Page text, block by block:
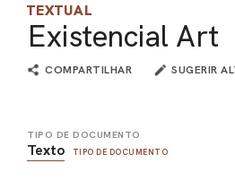
TEXTUAL
Existencial Art
COMPARTILHAR SUGERIR
TIPO DE DOCUMENTO
Texto TIPO DE DOCUMENTO